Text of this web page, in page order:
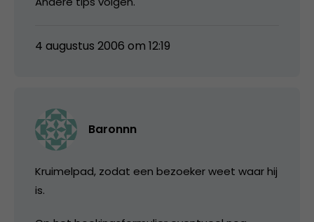
4 augustus 2006 om 12:19
Baronnn
Kruimelpad, zodat een bezoeker weet waar hij
is.